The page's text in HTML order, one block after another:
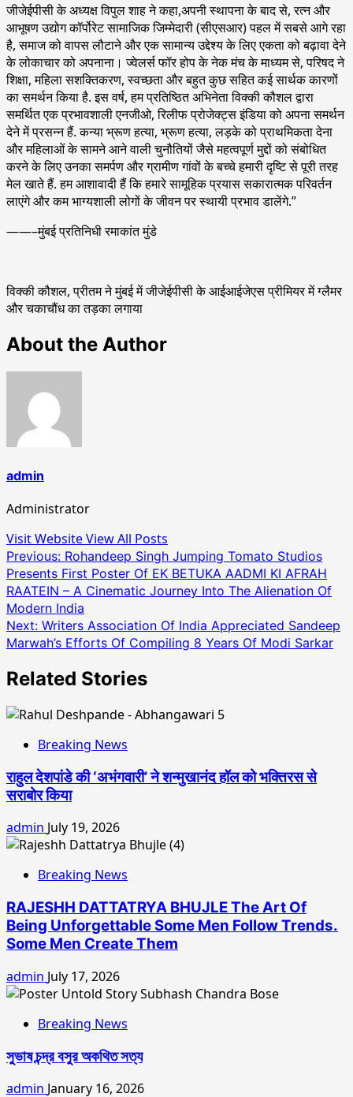
जीजेईपीसी के अध्यक्ष विपुल शाह ने कहा,अपनी स्थापना के बाद से, रत्न और
आभूषण उद्योग कॉर्पोरेट सामाजिक जिम्मेदारी (सीएसआर) पहल में सबसे आगे रहा
है, समाज को वापस लौटाने और एक सामान्य उद्देश्य के लिए एकता को बढ़ावा देने
के लोकाचार को अपनाना। ज्वेलर्स फॉर होप के नेक मंच के माध्यम से, परिषद ने
शिक्षा, महिला सशक्तिकरण, स्वच्छता और बहुत कुछ सहित कई सार्थक कारणों
का समर्थन किया है. इस वर्ष, हम प्रतिष्ठित अभिनेता विक्की कौशल द्वारा
समर्थित एक प्रभावशाली एनजीओ, रिलीफ प्रोजेक्ट्स इंडिया को अपना समर्थन
देने में प्रसन्न हैं. कन्या भ्रूण हत्या, भ्रूण हत्या, लड़के को प्राथमिकता देना
और महिलाओं के सामने आने वाली चुनौतियों जैसे महत्वपूर्ण मुद्दों को संबोधित
करने के लिए उनका समर्पण और ग्रामीण गांवों के बच्चे हमारी दृष्टि से पूरी तरह
मेल खाते हैं. हम आशावादी हैं कि हमारे सामूहिक प्रयास सकारात्मक परिवर्तन
लाएंगे और कम भाग्यशाली लोगों के जीवन पर स्थायी प्रभाव डालेंगे.”
——–मुंबई प्रतिनिधी रमाकांत मुंडे
विक्की कौशल, प्रीतम ने मुंबई में जीजेईपीसी के आईआईजेएस प्रीमियर में ग्लैमर
और चकाचौंध का तड़का लगाया
About the Author
admin
Administrator
Visit WebsiteView All Posts
Post
navigation
Previous: Rohandeep Singh Jumping Tomato Studios
Presents First Poster Of EK BETUKA AADMI KI AFRAH
RAATEIN – A Cinematic Journey Into The Alienation Of
Modern India
Next: Writers Association Of India Appreciated Sandeep
Marwah’s Efforts Of Compiling 8 Years Of Modi Sarkar
Related Stories
Breaking News
राहुल देशपांडे की ‘अभंगवारी’ ने शन्मुखानंद हॉल को भक्तिरस से
सराबोर किया
admin July 19, 2026
Breaking News
RAJESHH DATTATRYA BHUJLE The Art Of
Being Unforgettable Some Men Follow Trends.
Some Men Create Them
admin July 17, 2026
Breaking News
সুভাষ চন্দ্র বসুর অকথিত সত্য
admin January 16, 2026